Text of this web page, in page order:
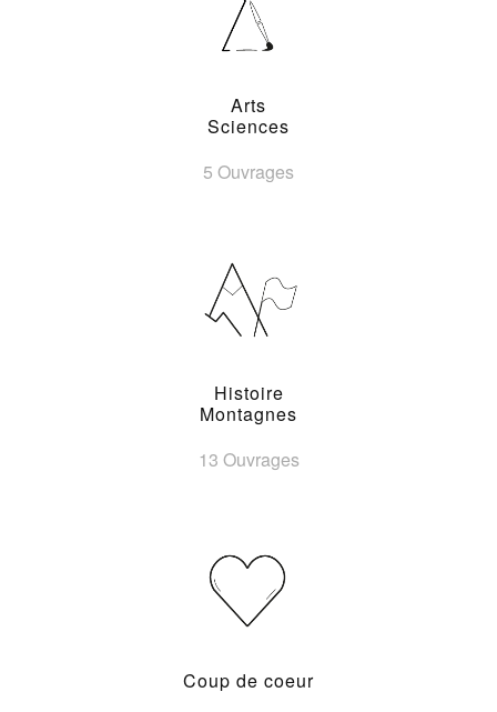
Arts
Sciences
5 Ouvrages
Histoire
Montagnes
13 Ouvrages
Coup de coeur